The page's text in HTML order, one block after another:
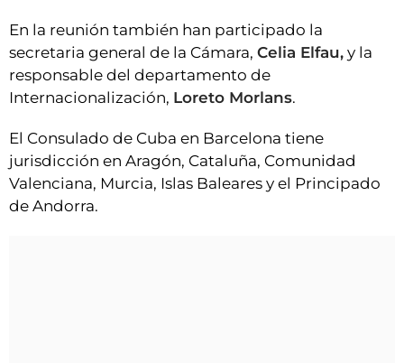
En la reunión también han participado la
secretaria general de la Cámara, Celia Elfau, y la
responsable del departamento de
Internacionalización, Loreto Morlans.
El Consulado de Cuba en Barcelona tiene
jurisdicción en Aragón, Cataluña, Comunidad
Valenciana, Murcia, Islas Baleares y el Principado
de Andorra.